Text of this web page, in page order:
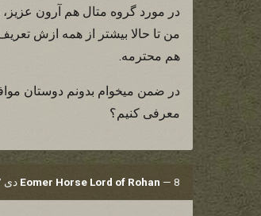
در مورد گروه متال هم آرون
من تا حالا بیشتر از همه ازش
هم محترمه.
در ضمن میخوام بدونم دوستان
معرفی کنیم؟
Eomer Horse Lord of Rohan — 8 دی 1387 — ساعت 19:22